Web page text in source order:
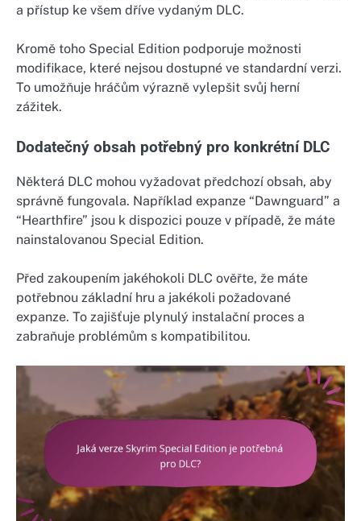
a přístup ke všem dříve vydaným DLC.
Kromě toho Special Edition podporuje možnosti
modifikace, které nejsou dostupné ve standardní verzi.
To umožňuje hráčům výrazně vylepšit svůj herní
zážitek.
Dodatečný obsah potřebný pro konkrétní DLC
Některá DLC mohou vyžadovat předchozí obsah, aby
správně fungovala. Například expanze “Dawnguard” a
“Hearthfire” jsou k dispozici pouze v případě, že máte
nainstalovanou Special Edition.
Před zakoupením jakéhokoli DLC ověřte, že máte
potřebnou základní hru a jakékoli požadované
expanze. To zajišťuje plynulý instalační proces a
zabraňuje problémům s kompatibilitou.